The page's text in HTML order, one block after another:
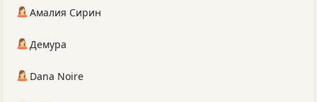
Амалия Сирин
Демура
Dana Noire